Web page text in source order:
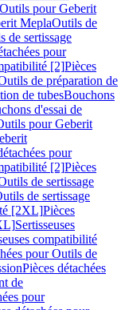
Outils pour Geberit
MeplaOutils de
de sertissage
pour
[2]Pièces
de préparation de
de tubesBouchons
d'essai de
pour Geberit
pour
[2]Pièces
de sertissage
de sertissage
[2XL]Pièces
Sertisseuses
compatibilité
pour Outils de
Pièces détachées
de
pour